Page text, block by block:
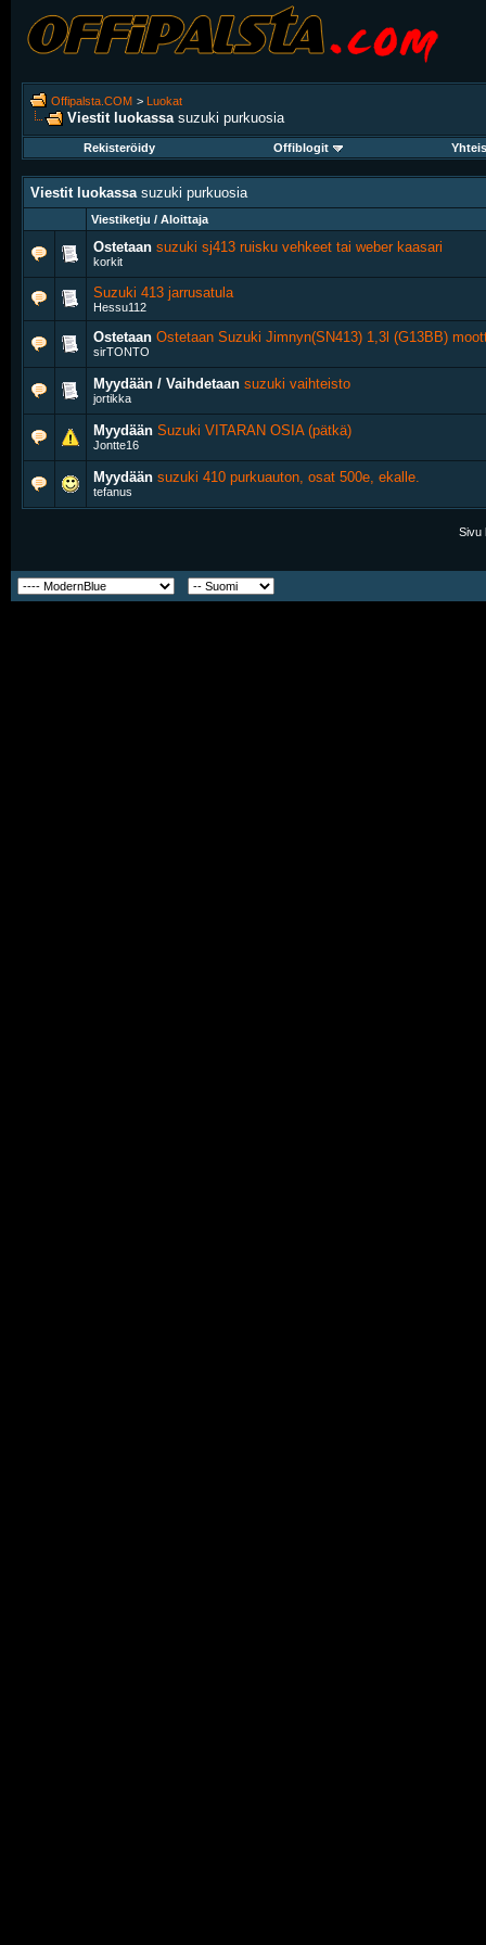
Offipalsta.COM > Luokat
Viestit luokassa suzuki purkuosia
Rekisteröidy Offiblogit
Viestit luokassa suzuki purkuosia
Viestiketju / Aloittaja
Ostetaan suzuki sj413 ruisku vehkeet tai weber kaasari
korkit
Suzuki 413 jarrusatula
Hessu112
Ostetaan Ostetaan Suzuki Jimnyn(SN413) 1,3l (G13BB)
sirTONTO
Myydään / Vaihdetaan suzuki vaihteisto
jortikka
Myydään Suzuki VITARAN OSIA (pätkä)
Jontte16
Myydään suzuki 410 purkuauton, osat 500e, ekalle.
tefanus
Sivu